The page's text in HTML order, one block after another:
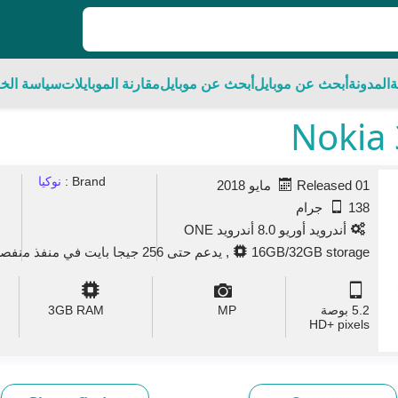
المدونةأبحث عن موبايلأبحث عن موبايلمقارنة الموبايلاتسياسة
Released 01 مايو 2018
138 جرام
أندرويد أوريو 8.0 أندرويد ONE
16GB/32GB storage, يدعم حتى 256 جيجا بايت في منفذ منفصل به
Brand : نوكيا
5.2 بوصة
HD+ pixels
MP
3GB RAM